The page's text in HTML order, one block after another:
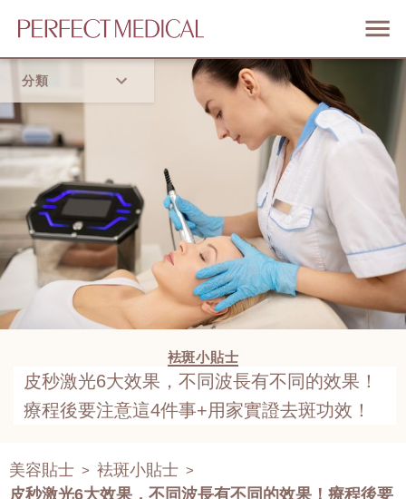
分類
流行趨勢
袪斑小貼士
皮秒激光6大效果，不同波長有不同的效果！
療程後要注意這4件事+用家實證去斑功效！
美容貼士 > 袪斑小貼士 >
皮秒激光6大效果，不同波長有不同的效果！療程後要